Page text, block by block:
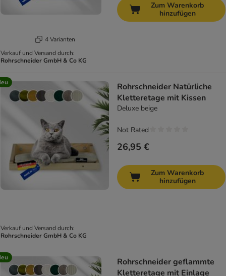
4 Varianten
Verkauf und Versand durch:
Rohrschneider GmbH & Co KG
Zum Warenkorb
hinzufügen
Verkauf und Versand durch:
Rohrschneider GmbH & Co KG
Rohrschneider Natürliche
Kletteretage mit Kissen
Deluxe beige
26,95 €
Not Rated
Zum Warenkorb
hinzufügen
Rohrschneider geflammte
Kletteretage mit Einlage